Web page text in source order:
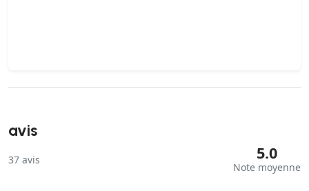
avis
37 avis 5.0
Note moyenne